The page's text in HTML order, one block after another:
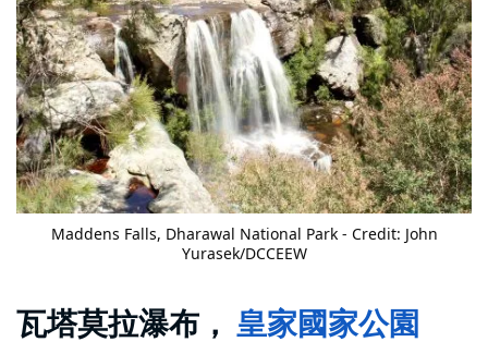
Maddens Falls, Dharawal National Park - Credit: John
Yurasek/DCCEEW
瓦塔莫拉瀑布， 皇家國家公園